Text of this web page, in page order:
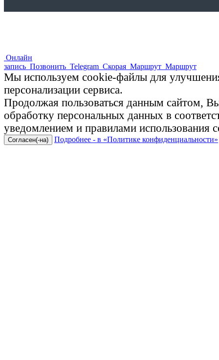
Онлайн
запись Позвонить Telegram Скорая Маршрут Маршрут
Мы используем cookie-файлы для
персонализации сервиса.
Продолжая пользоваться данным сайтом, Вы
обработку персональных данных в
уведомлением и правилами использования
Согласен(-на) Подробнее - в «Политике конфиденциальности»